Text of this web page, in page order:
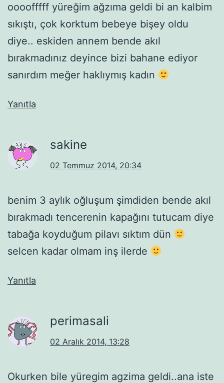
oooofffff yüreğim ağzıma geldi bi an kalbim
sıkıştı, çok korktum bebeye bişey oldu
diye.. eskiden annem bende akıl
bırakmadınız deyince bizi bahane ediyor
sanırdım meğer haklıymış kadın
Yanıtla
sakine
02 Temmuz 2014, 20:34
benim 3 aylık oğluşum şimdiden bende akıl
bırakmadı tencerenin kapağını tutucam diye
tabağa koyduğum pilavı sıktım dün
selcen kadar olmam inş ilerde
Yanıtla
perimasali
02 Aralık 2014, 13:28
Okurken bile yüregim agzima geldi..ana iste